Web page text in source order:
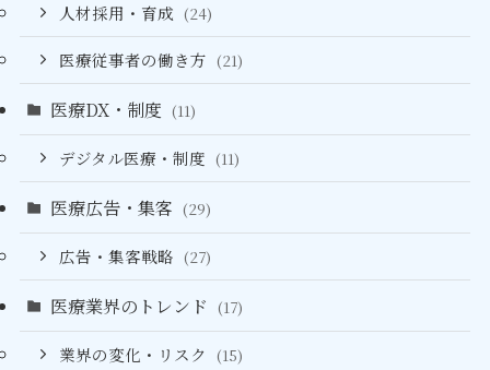
人材採用・育成 (24)
医療従事者の働き方 (21)
医療DX・制度 (11)
デジタル医療・制度 (11)
医療広告・集客 (29)
広告・集客戦略 (27)
医療業界のトレンド (17)
業界の変化・リスク (15)